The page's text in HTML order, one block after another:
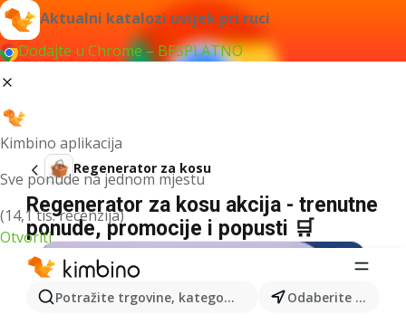
Aktualni katalozi uvijek pri ruci
Dodajte u Chrome – BESPLATNO
Kimbino aplikacija
Sve ponude na jednom mjestu
(14,1 tis. recenzija)
Otvoriti
Potražite trgovine, kategorije, proizvode... Odaberite grad
Regenerator za kosu
Regenerator za kosu akcija - trenutne
ponude, promocije i popusti 🛒